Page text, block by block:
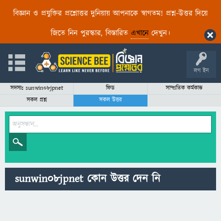
বিজ্ঞান ও প্রযুক্তির প্রশ্নোত্তর দুনিয়ায় আপনাকে স্বাগতম! প্রশ্ন-উত্তর দিয়ে
জিতে নিন পুরস্কার, বিস্তারিত এখানেদেখুন।
লগ ইন
সদস্যঃ sunwin08jpnet ফিড
সাম্প্রতিক কর্মকান্ড
সকল প্রশ্ন
সকল উত্তর
sunwin08jpnet কোন উত্তর দেন নি